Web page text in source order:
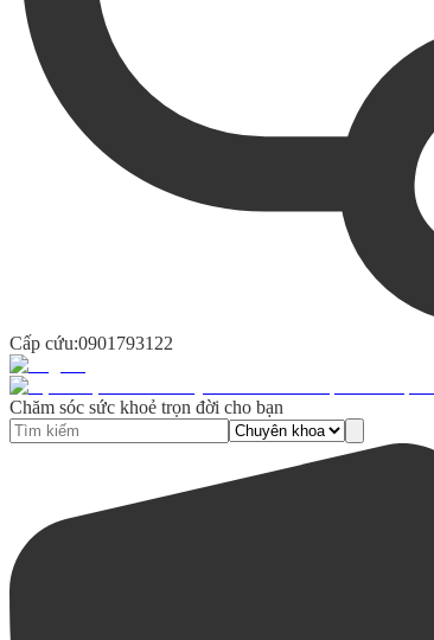
Cấp cứu:0901793122
Chăm sóc sức khoẻ trọn đời cho bạn